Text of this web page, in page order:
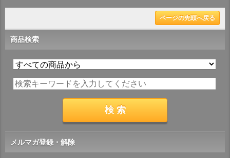
ページの先頭へ戻る
商品検索
メルマガ登録・解除